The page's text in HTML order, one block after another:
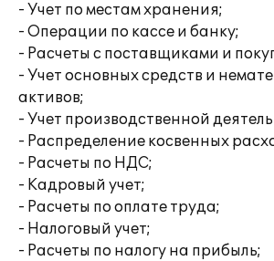
- Учет по местам хранения;
- Операции по кассе и банку;
- Расчеты с поставщиками и
- Учет основных средств и
активов;
- Учет производственной
- Распределение косвенных
- Расчеты по НДС;
- Кадровый учет;
- Расчеты по оплате труда;
- Налоговый учет;
- Расчеты по налогу на прибыль;